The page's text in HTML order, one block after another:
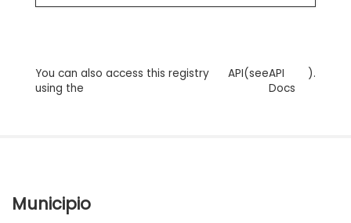
You can also access this registry
using the
API(seeAPI
Docs
).
Municipio